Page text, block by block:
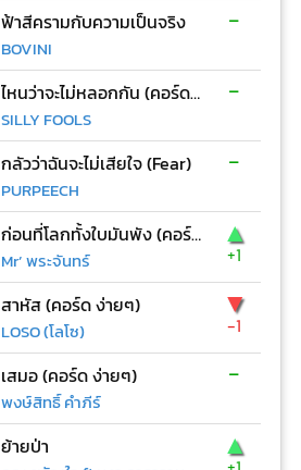
ฟ้าสีครามกับความเป็นจริง
BOVINI
-
ไหนว่าจะไม่หลอกกัน (คอร์ด ง่ายๆ)
SILLY FOOLS
-
กลัวว่าฉันจะไม่เสียใจ (Fear)
PURPEECH
-
ก่อนที่โลกทั้งใบมันพัง (คอร์ด ง่ายๆ)
Mr’ พระจันทร์
▲
+1
สาหัส (คอร์ด ง่ายๆ)
LOSO (โลโซ)
▼
-1
เสมอ (คอร์ด ง่ายๆ)
พงษ์สิทธิ์ คำภีร์
-
ย้ายป่า ▲